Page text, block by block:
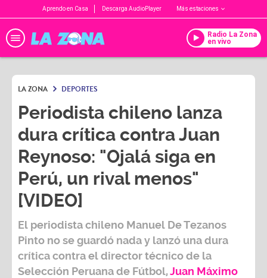
Aprendo en Casa Descarga AudioPlayer Más estaciones
Radio La Zona
en vivo
LA ZONA DEPORTES
Periodista chileno lanza
dura crítica contra Juan
Reynoso: "Ojalá siga en
Perú, un rival menos"
[VIDEO]
El periodista chileno Manuel De Tezanos
Pinto no se guardó nada y lanzó una dura
crítica contra el director técnico de la
Selección Peruana de Fútbol,Juan Máximo